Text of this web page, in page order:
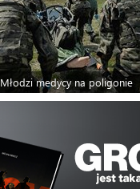
Młodzi medycy na poligonie